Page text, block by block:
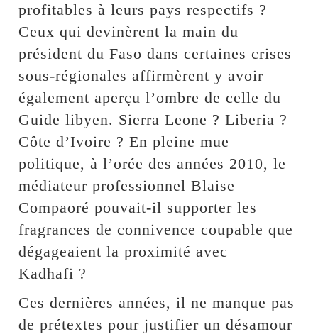
profitables à leurs pays respectifs ?
Ceux qui devinèrent la main du
président du Faso dans certaines crises
sous-régionales affirmèrent y avoir
également aperçu l’ombre de celle du
Guide libyen. Sierra Leone ? Liberia ?
Côte d’Ivoire ? En pleine mue
politique, à l’orée des années 2010, le
médiateur professionnel Blaise
Compaoré pouvait-il supporter les
fragrances de connivence coupable que
dégageaient la proximité avec
Kadhafi ?
Ces dernières années, il ne manque pas
de prétextes pour justifier un désamour